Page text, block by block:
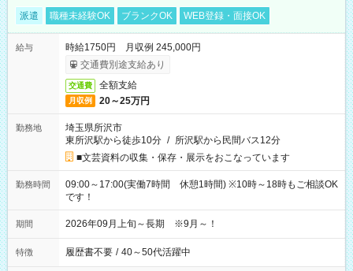
派遣 職種未経験OK ブランクOK WEB登録・面接OK
給与
時給1750円 月収例 245,000円
交通費別途支給あり
交通費 全額支給
月収例 20～25万円
勤務地
埼玉県所沢市
東所沢駅から徒歩10分 / 所沢駅から民間バス12分
■文芸資料の収集・保存・展示をおこなっています
勤務時間
09:00～17:00(実働7時間 休憩1時間) ※10時～18時もご相談OK
です！
期間 2026年09月上旬～長期 ※9月～！
特徴 履歴書不要 / 40～50代活躍中